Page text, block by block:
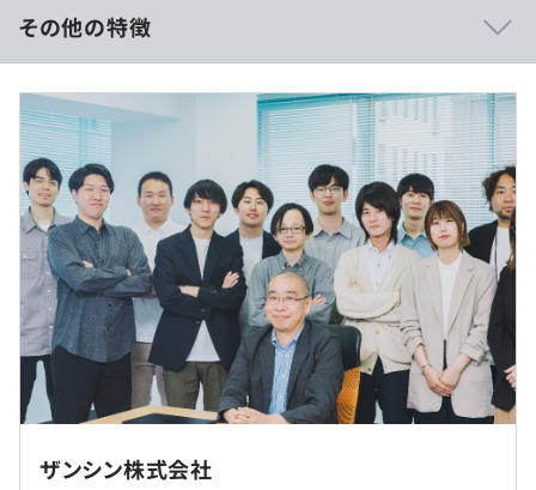
体制を整えています。これからシステム開発を学びたい方
も、経験を積んで技術を高めたい方も、大歓迎です。
一歩ずつ確実にスキルアップを目指せる環境がここにあり
ます。あなたの成長を全力でサポートします。
・コーディングに専念できるように、コードを書く以外の
作業は極力自動化する文化が根付いています。「開発だけ
を徹底して行いたい」「コーディングスキルを最大限に発
揮したい」という志向の方にはピッタリの環境です。
・新しい技術や言語、フレームワーク、さらにはAI（機械
学習）の組み込みなど、技術的なチャレンジに積極的に取
り組む風土があるので、最新技術を駆使し、自分自身のス
キルアップを目指せる環境が整っています。
・一緒に働くチームメンバーとお互い高めあいながら、働
けることが最大の福利厚生です。
就業場所の変更範囲
月給：40万円～60万円
※経験・能力を考慮の上、決定いたします。
※固定残業代制度は採用していません。
（※想定年収は年収提示額を保証するものではありません）
専門業務型裁量労働制（みなし労働時間8時間）
休憩時間：60分（※昼食時間は業務の都合により各々の
平均残業時間：平均10〜20時間／月
その他の特徴
ザンシン株式会社